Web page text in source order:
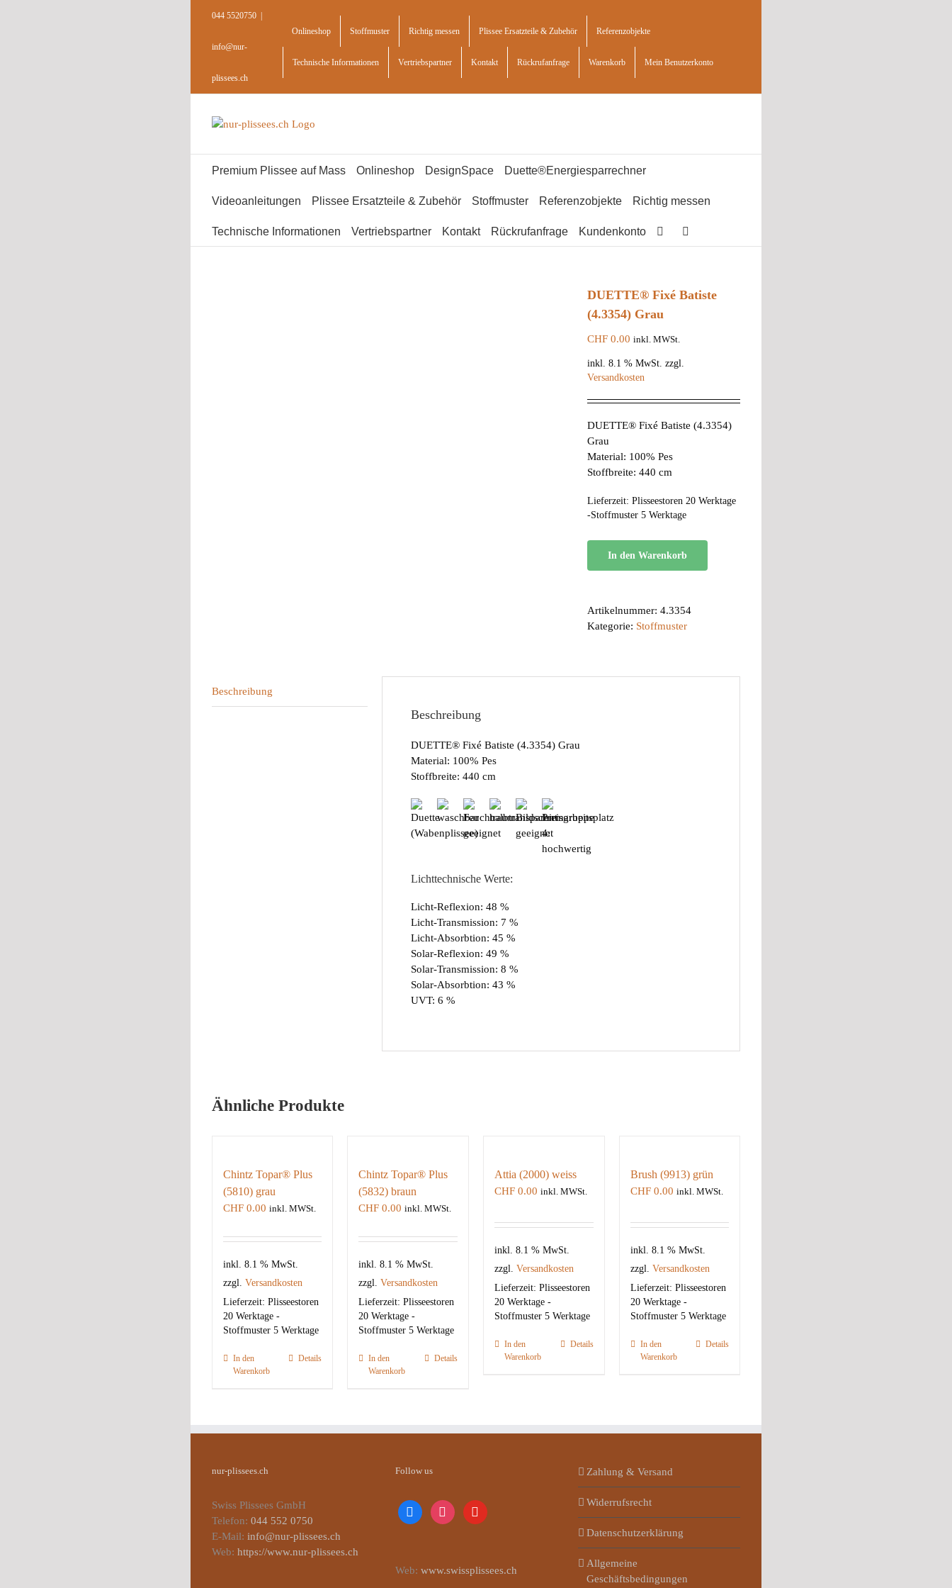
044 5520750
info@nur-
plissees.ch
Onlineshop Stoffmuster Richtig messen Plissee Ersatzteile & Zubehör Referenzobjekte
Technische Informationen Vertriebspartner Kontakt Rückrufanfrage Warenkorb Mein Benutzerkonto
Premium Plissee auf Mass Onlineshop DesignSpace Duette®Energiesparrechner
Videoanleitungen Plissee Ersatzteile & Zubehör Stoffmuster Referenzobjekte Richtig messen
Technische Informationen Vertriebspartner Kontakt Rückrufanfrage Kundenkonto
DUETTE® Fixé Batiste
(4.3354) Grau
CHF0.00 inkl. MWSt.
inkl. 8.1 % MwSt. zzgl.
Versandkosten
DUETTE® Fixé Batiste (4.3354)
Grau
Material: 100% Pes
Stoffbreite: 440 cm
Lieferzeit: Plisseestoren 20 Werktage
-Stoffmuster 5 Werktage
In den Warenkorb
Artikelnummer: 4.3354
Kategorie: Stoffmuster
Beschreibung
Beschreibung
DUETTE® Fixé Batiste (4.3354) Grau
Material: 100% Pes
Stoffbreite: 440 cm
Lichttechnische Werte:
Licht-Reflexion: 48 %
Licht-Transmission: 7 %
Licht-Absorbtion: 45 %
Solar-Reflexion: 49 %
Solar-Transmission: 8 %
Solar-Absorbtion: 43 %
UVT: 6 %
Ähnliche Produkte
Chintz Topar® Plus
(5810) grau
CHF0.00 inkl. MWSt.
inkl. 8.1 % MwSt.
zzgl. Versandkosten
Lieferzeit: Plisseestoren
20 Werktage -
Stoffmuster 5 Werktage
In den
Warenkorb
Details
Chintz Topar® Plus
(5832) braun
CHF 0.00 inkl. MWSt.
inkl. 8.1 % MwSt.
zzgl.Versandkosten
Lieferzeit:Plisseestoren
20 Werktage -
Stoffmuster 5 Werktage
In den
Warenkorb
Details
Attia (2000) weiss
CHF0.00 inkl. MWSt.
inkl. 8.1 % MwSt.
zzgl. Versandkosten
Lieferzeit: Plisseestoren
20 Werktage -
Stoffmuster 5 Werktage
In den
Warenkorb
Details
Brush (9913) grün
CHF0.00 inkl. MWSt.
inkl. 8.1 % MwSt.
zzgl. Versandkosten
Lieferzeit: Plisseestoren
20 Werktage -
Stoffmuster 5 Werktage
In den
Warenkorb
Details
nur-plissees.ch
Swiss Plissees GmbH
Telefon: 044 552 0750
E-Mail: info@nur-plissees.ch
Web: https://www.nur-plissees.ch
Follow us
facebookinstagramyoutube
Web: www.swissplissees.ch
Zahlung & Versand
Widerrufsrecht
Datenschutzerklärung
Allgemeine
Geschäftsbedingungen